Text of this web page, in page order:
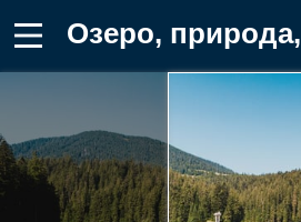
Озеро, природа, лес, горы, пейзаж Обои для телефона